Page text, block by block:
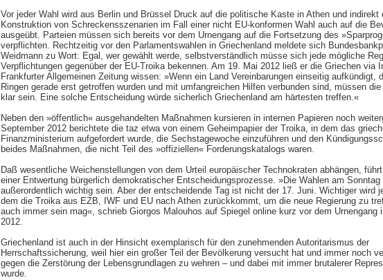
Vor jeder Wahl wird aus Berlin und Brüssel Druck auf die politische Kaste in Athen und indirekt
Konstruktion von Schreckensszenarien im Fall einer nicht EU-konformen Wahl auch auf die
ausgeübt. Parteien müssen sich bereits vor dem Urnengang auf die Fortsetzung des
verpflichten. Rechtzeitig vor den Parlamentswahlen in Griechenland meldete sich
Weidmann zu Wort: Egal, wer gewählt werde, selbstverständlich müsse sich jede mögliche
Verpflichtungen gegenüber der EU-Troika bekennen. Am 19. Mai 2012 ließ er die Griechen via
Frankfurter Allgemeinen Zeitung wissen: »Wenn ein Land Vereinbarungen einseitig aufkündigt,
Ringen gerade erst getroffen wurden und mit umfangreichen Hilfen verbunden sind, müssen
klar sein. Eine solche Entscheidung würde sicherlich Griechenland am härtesten treffen.«
Neben den »öffentlich« ausgehandelten Maßnahmen kursieren in internen Papieren noch
September 2012 berichtete die taz etwa von einem Geheimpapier der Troika, in dem das
Finanzministerium aufgefordert wurde, die Sechstagewoche einzuführen und den
beides Maßnahmen, die nicht Teil des »offiziellen« Forderungskatalogs waren.
Daß wesentliche Weichenstellungen von dem Urteil europäischer Technokraten abhängen,
einer Entwertung bürgerlich demokratischer Entscheidungsprozesse. »Die Wahlen am Sonntag
außerordentlich wichtig sein. Aber der entscheidende Tag ist nicht der 17. Juni. Wichtiger wird
dem die Troika aus EZB, IWF und EU nach Athen zurückkommt, um die neue Regierung zu
auch immer sein mag«, schrieb Giorgos Malouhos auf Spiegel online kurz vor dem Urnengang
2012.
Griechenland ist auch in der Hinsicht exemplarisch für den zunehmenden Autoritarismus der
Herrschaftssicherung, weil hier ein großer Teil der Bevölkerung versucht hat und immer noch
gegen die Zerstörung der Lebensgrundlagen zu wehren – und dabei mit immer brutalerer
wurde.